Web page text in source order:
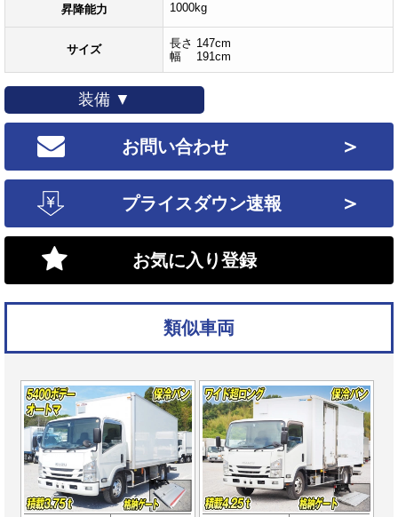
昇降能力 1000kg
サイズ
長さ 147cm
幅 191cm
装備 ▼
お問い合わせ ＞
プライスダウン速報 ＞
お気に入り登録
類似車両